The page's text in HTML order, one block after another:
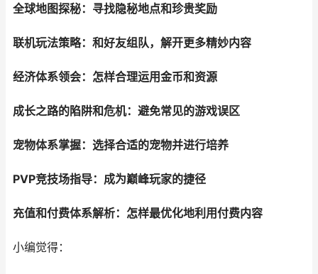
全球地图探秘：寻找隐秘地点和珍贵奖励
联机玩法策略：和好友组队，解开更多精妙内容
经济体系领会：怎样合理运用金币和资源
成长之路的陷阱和危机：避免常见的游戏误区
宠物体系掌握：选择合适的宠物并进行培养
PVP竞技场指导：成为巅峰玩家的捷径
充值和付费体系解析：怎样最优化地利用付费内容
小编觉得：